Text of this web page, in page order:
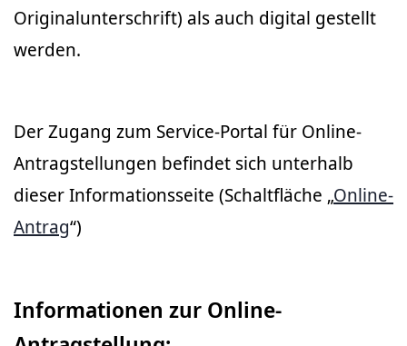
Originalunterschrift) als auch digital gestellt
werden.
Der Zugang zum Service-Portal für Online-
Antragstellungen befindet sich unterhalb
dieser Informationsseite (Schaltfläche „Online-
Antrag“)
Informationen zur Online-